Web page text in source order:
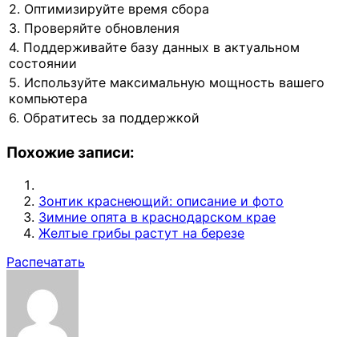
2. Оптимизируйте время сбора
3. Проверяйте обновления
4. Поддерживайте базу данных в актуальном
состоянии
5. Используйте максимальную мощность вашего
компьютера
6. Обратитесь за поддержкой
Похожие записи:
Зонтик краснеющий: описание и фото
Зимние опята в краснодарском крае
Желтые грибы растут на березе
Распечатать